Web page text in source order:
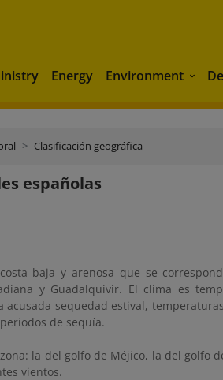
Energy Environment
Clasificación geográfica
españolas
baja y arenosa que se
y Guadalquivir. El clima es
sequedad estival,
de sequía.
la del golfo de Méjico, la del golfo
vientos.